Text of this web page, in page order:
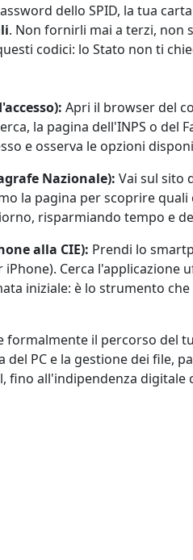
dello SPID, la tua
. Non fornirli mai a terzi, non
codici: lo Stato non ti
Apri il browser del
la pagina dell'INPS o del
e osserva le opzioni
Nazionale): Vai sul sito
la pagina per scoprire
risparmiando tempo e
alla CIE): Prendi lo
Cerca l'applicazione
iniziale: è lo strumento
formalmente il percorso del
PC e la gestione dei file,
fino all'indipendenza digitale